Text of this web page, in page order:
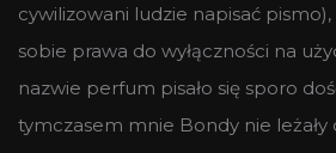
cywilizowani ludzie napisać
sobie prawa do wyłączności na
nazwie perfum pisało się sporo
tymczasem mnie Bondy nie leżały